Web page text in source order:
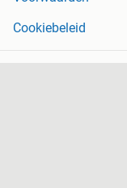
Cookiebeleid